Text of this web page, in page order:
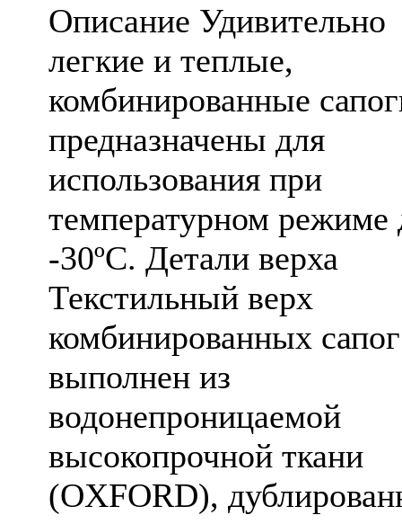
Описание Удивительно
легкие и теплые,
комбинированные
предназначены для
использования при
температурном режиме
-30ºС. Детали верха
Текстильный верх
комбинированных сапог
выполнен из
водонепроницаемой
высокопрочной ткани
(OXFORD),